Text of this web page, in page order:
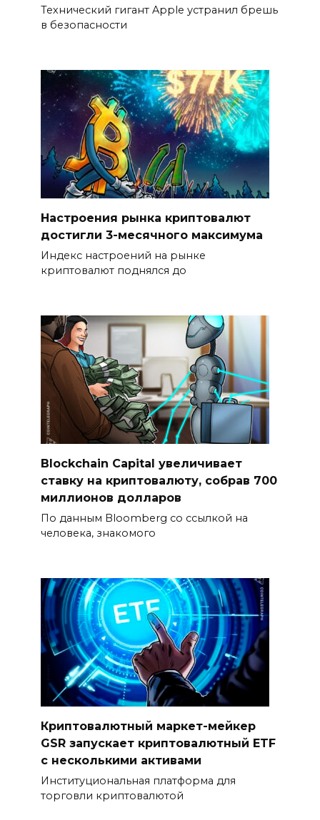
Технический гигант Apple устранил брешь
в безопасности
Настроения рынка криптовалют
достигли 3-месячного максимума
Индекс настроений на рынке
криптовалют поднялся до
Blockchain Capital увеличивает
ставку на криптовалюту, собрав 700
миллионов долларов
По данным Bloomberg со ссылкой на
человека, знакомого
Криптовалютный маркет-мейкер
GSR запускает криптовалютный ETF
с несколькими активами
Институциональная платформа для
торговли криптовалютой